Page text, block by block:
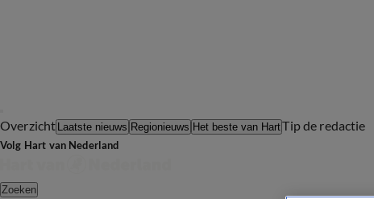
Overzicht Laatste nieuws Regionieuws Het beste van HartTip de redactie
Volg Hart van Nederland
Zoeken